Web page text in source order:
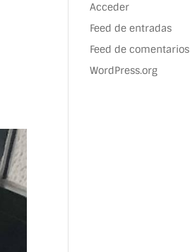
Acceder
Feed de entradas
Feed de comentarios
WordPress.org